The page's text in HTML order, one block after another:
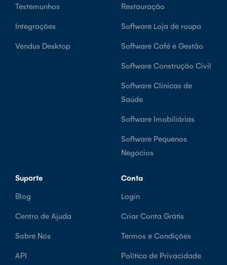
Testemunhos
Integrações
Vendus Desktop
Restauração
Software Loja de roupa
Software Café e Gestão
Software Construção Civil
Software Clínicas de
Saúde
Software Imobiliárias
Software Pequenos
Negócios
Suporte
Blog
Centro de Ajuda
Sobre Nós
API
Conta
Login
Criar Conta Grátis
Termos e Condições
Política de Privacidade